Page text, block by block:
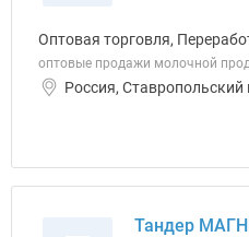
Оптовая торговля,
оптовые продажи молочной
Россия, Ставропольский
Тандер